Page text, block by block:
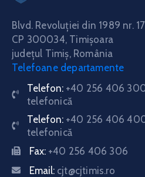
Blvd. Revoluţiei din 1989 nr. 17
CP 300034, Timişoara
judeţul Timiş, România
Telefoane departamente
Telefon: +40 256 406
telefonică
Telefon: +40 256 406
telefonică
Fax: +40 256 406 306
Email: cjt@cjtimis.ro